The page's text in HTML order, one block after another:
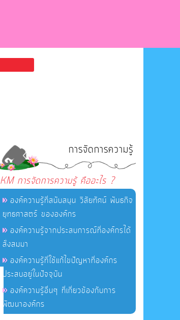
การจัดการความรู้
KM การจัดการความรู้ คืออะไร ?
องค์ความรู้ที่สนับสนุน วิสัยทัศน์ พันธกิจ
ยุทธศาสตร์ ขององค์กร
องค์ความรู้จากประสบการณ์ที่องค์กรได้
สั่งสมมา
องค์ความรู้ที่ใช้แก้ไขปัญหาที่องค์กร
ประสบอยู่ในปัจจุบัน
องค์ความรู้อื่นๆ ที่เกี่ยวข้องกับการ
พัฒนาองค์กร